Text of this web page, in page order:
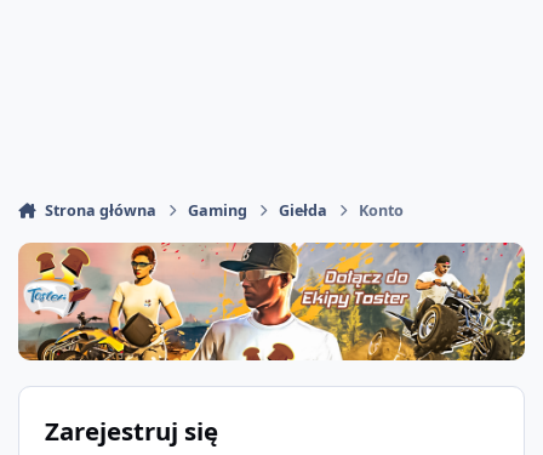
Strona główna Gaming Giełda Konto
Zarejestruj się